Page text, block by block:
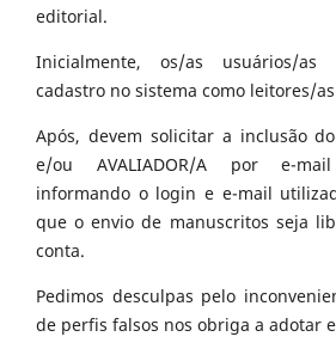
editorial.
Inicialmente, os/as usuários/
cadastro no sistema como leitores/
Após, devem solicitar a inclusão
e/ou AVALIADOR/A por e-mail
informando o login e e-mail
que o envio de manuscritos seja
conta.
Pedimos desculpas pelo
de perfis falsos nos obriga a adotar